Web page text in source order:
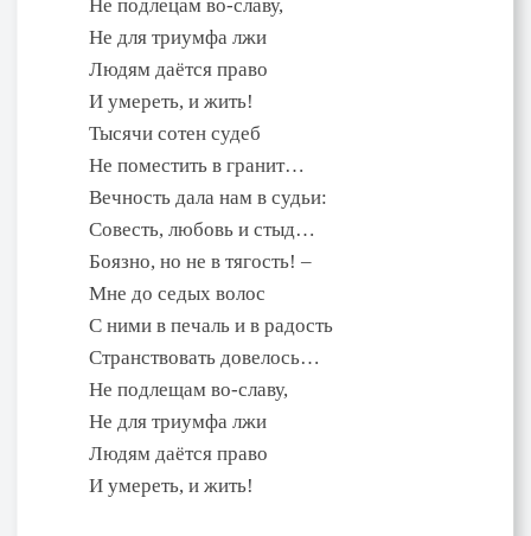
Не подлецам во-славу,
Не для триумфа лжи
Людям даётся право
И умереть, и жить!
Тысячи сотен судеб
Не поместить в гранит…
Вечность дала нам в судьи:
Совесть, любовь и стыд…
Боязно, но не в тягость! –
Мне до седых волос
С ними в печаль и в радость
Странствовать довелось…
Не подлещам во-славу,
Не для триумфа лжи
Людям даётся право
И умереть, и жить!